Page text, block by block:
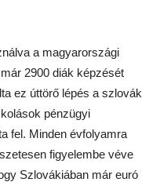
a magyarországi
2900 diák képzését
ez úttörő lépés a szlovák
pénzügyi
fel. Minden évfolyamra
figyelembe véve
Szlovákiában már euró